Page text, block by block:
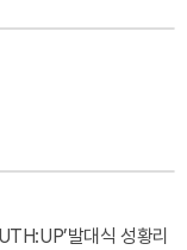
발대식 성황리